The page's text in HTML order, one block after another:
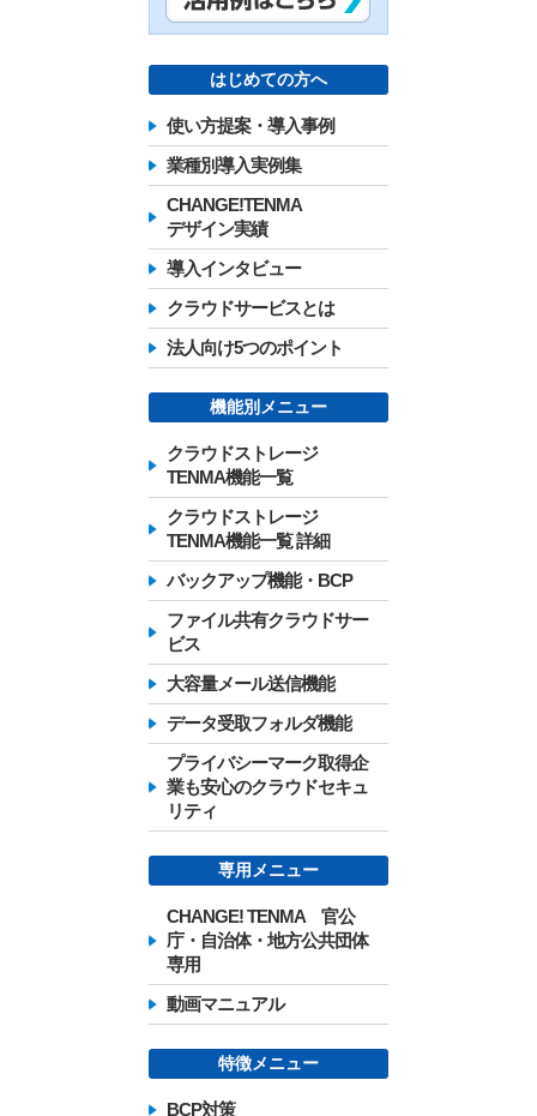
はじめての方へ
使い方提案・導入事例
業種別導入実例集
CHANGE!TENMA
デザイン実績
導入インタビュー
クラウドサービスとは
法人向け5つのポイント
機能別メニュー
クラウドストレージ
TENMA機能一覧
クラウドストレージ
TENMA機能一覧 詳細
バックアップ機能・BCP
ファイル共有クラウドサー
ビス
大容量メール送信機能
データ受取フォルダ機能
プライバシーマーク取得企
業も安心のクラウドセキュ
リティ
専用メニュー
CHANGE! TENMA 官公
庁・自治体・地方公共団体
専用
動画マニュアル
特徴メニュー
BCP対策